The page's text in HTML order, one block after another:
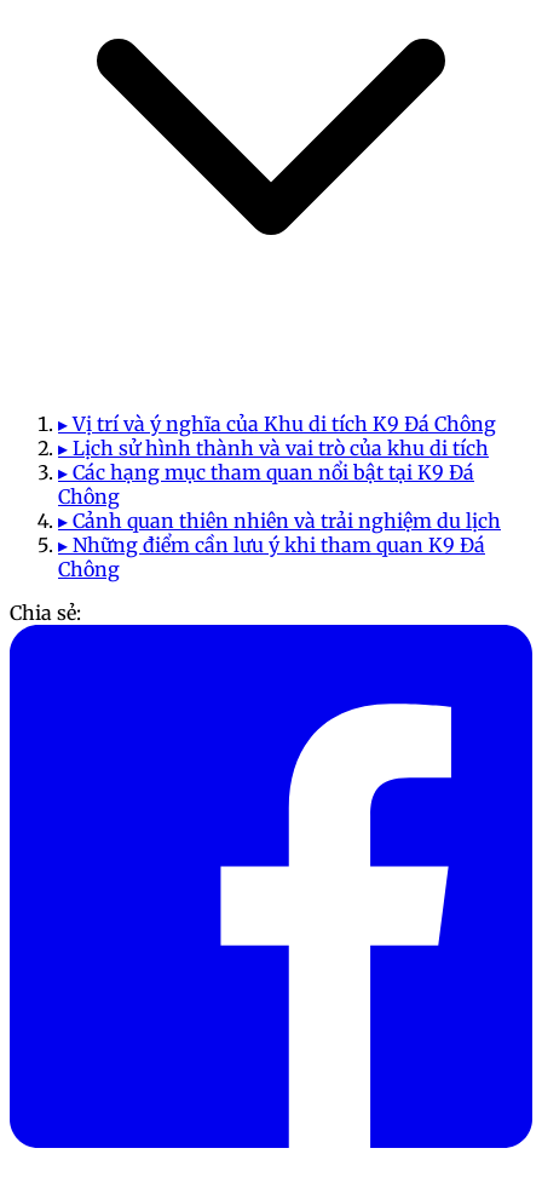
▸ Vị trí và ý nghĩa của Khu di tích K9 Đá Chông
▸ Lịch sử hình thành và vai trò của khu di tích
▸ Các hạng mục tham quan nổi bật tại K9 Đá
Chông
▸ Cảnh quan thiên nhiên và trải nghiệm du lịch
▸ Những điểm cần lưu ý khi tham quan K9 Đá
Chông
Chia sẻ: